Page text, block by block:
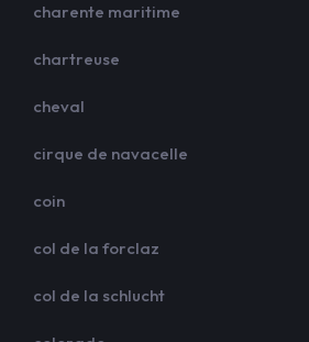
charente maritime
chartreuse
cheval
cirque de navacelle
coin
col de la forclaz
col de la schlucht